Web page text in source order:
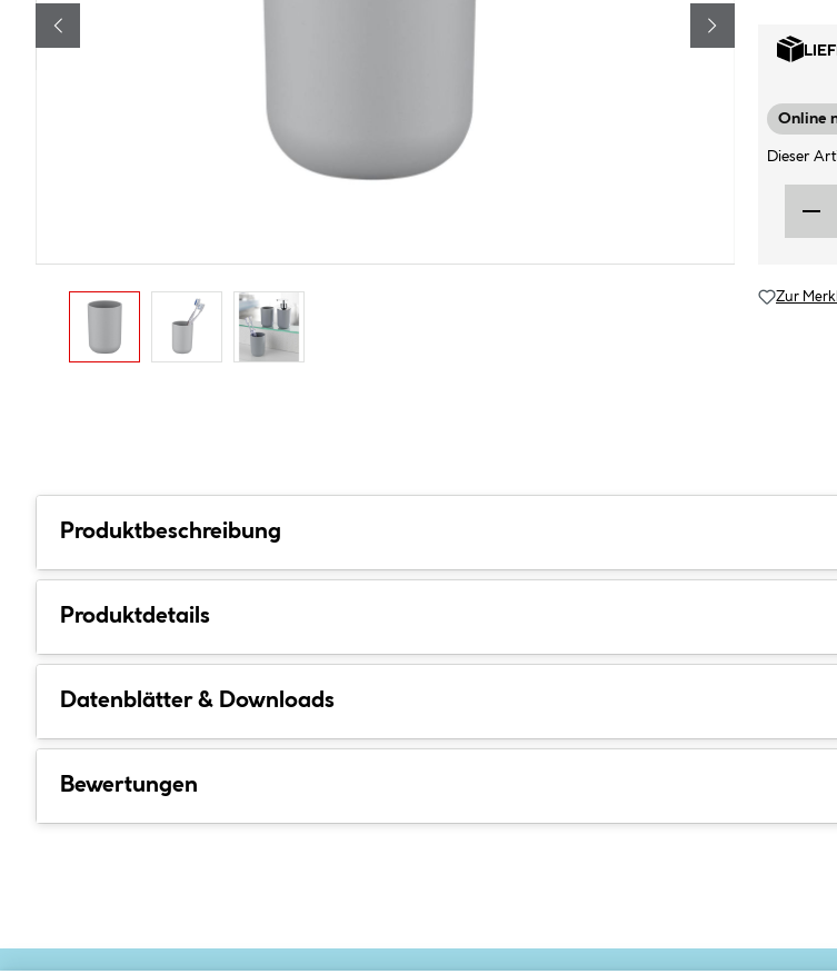
Online
Dieser
Zur
Produktbeschreibung
Produktdetails
Datenblätter & Downloads
Bewertungen